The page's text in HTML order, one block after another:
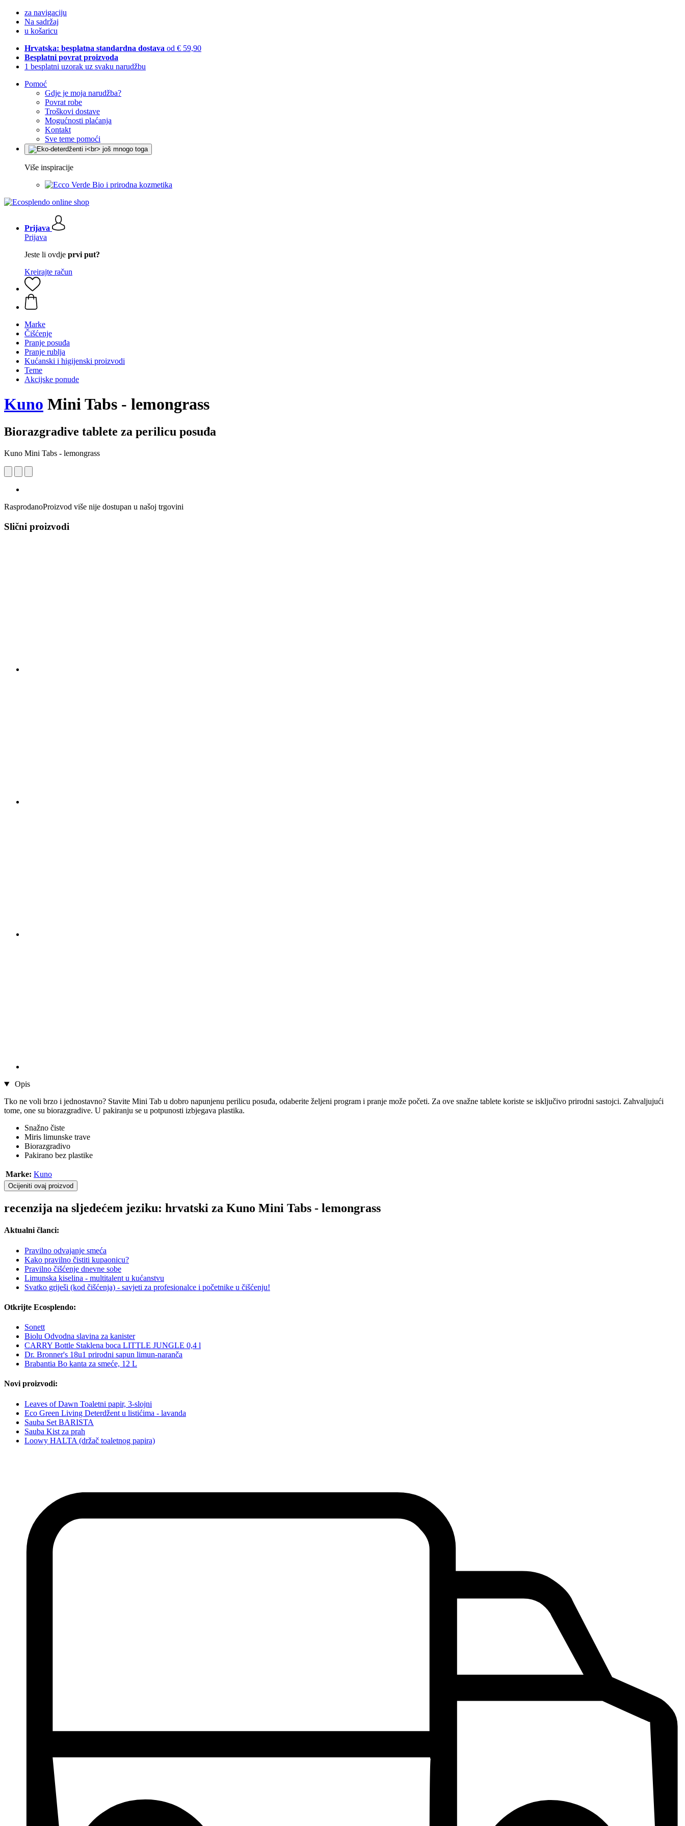
za navigaciju
Na sadržaj
u košaricu
Hrvatska: besplatna standardna dostava od € 59,90
Besplatni povrat proizvoda
1 besplatni uzorak uz svaku narudžbu
Pomoć
Gdje je moja narudžba?
Povrat robe
Troškovi dostave
Mogućnosti plaćanja
Kontakt
Sve teme pomoći
Više inspiracije
Bio i prirodna kozmetika
Prijava
Prijava
Jeste li ovdje prvi put?
Kreirajte račun
Marke
Čišćenje
Pranje posuđa
Pranje rublja
Kućanski i higijenski proizvodi
Teme
Akcijske ponude
Kuno Mini Tabs - lemongrass
Biorazgradive tablete za perilicu posuđa
Kuno Mini Tabs - lemongrass
RasprodanoProizvod više nije dostupan u našoj trgovini
Slični proizvodi
Opis
Tko ne voli brzo i jednostavno? Stavite Mini Tab u dobro napunjenu perilicu posuđa, odaberite željeni program i pranje može početi. Za ove snažne tablete koriste se isključivo prirodni sastojci. Zahvaljujući
tome, one su biorazgradive. U pakiranju se u potpunosti izbjegava plastika.
Snažno čiste
Miris limunske trave
Biorazgradivo
Pakirano bez plastike
Marke: Kuno
Ocijeniti ovaj proizvod
recenzija na sljedećem jeziku: hrvatski za Kuno Mini Tabs - lemongrass
Aktualni članci:
Pravilno odvajanje smeća
Kako pravilno čistiti kupaonicu?
Pravilno čišćenje dnevne sobe
Limunska kiselina - multitalent u kućanstvu
Svatko griješi (kod čišćenja) - savjeti za profesionalce i početnike u čišćenju!
Otkrijte Ecosplendo:
Sonett
Biolu Odvodna slavina za kanister
CARRY Bottle Staklena boca LITTLE JUNGLE 0,4 l
Dr. Bronner's 18u1 prirodni sapun limun-naranča
Brabantia Bo kanta za smeće, 12 L
Novi proizvodi:
Leaves of Dawn Toaletni papir, 3-slojni
Eco Green Living Deterdžent u listićima - lavanda
Sauba Set BARISTA
Sauba Kist za prah
Loowy HALTA (držač toaletnog papira)